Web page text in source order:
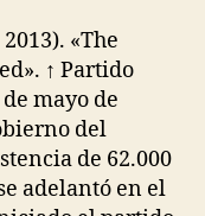
«The
↑ Partido
mayo de
del
de 62.000
adelantó en el